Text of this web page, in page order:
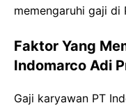
memengaruhi gaji di
Faktor Yang
Indomarco Adi
Gaji karyawan PT